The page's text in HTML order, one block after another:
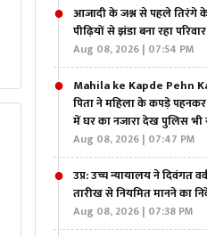
आजादी के जश्न से पहले तिरंगे
पीढ़ियों से झंडा बना रहा परिवार
Aug 08, 2026 | 07:54 PM
Mahila ke Kapde Pehn
पिता ने महिला के कपड़े
में घर का नजारा देख पुलिस भी
Aug 08, 2026 | 07:47 PM
उप्र: उच्च न्यायालय ने दिवंगत
तारीख से नियमित मानने का
Aug 08, 2026 | 07:38 PM